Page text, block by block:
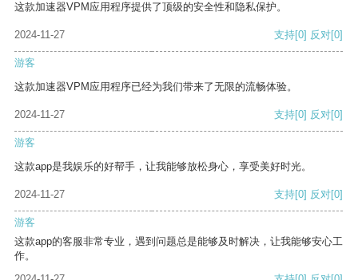
这款加速器VPM应用程序提供了顶级的安全性和隐私保护。
2024-11-27 支持[0] 反对[0]
游客
这款加速器VPM应用程序已经为我们带来了无限的流畅体验。
2024-11-27 支持[0] 反对[0]
游客
这款app是我娱乐的好帮手，让我能够放松身心，享受美好时光。
2024-11-27 支持[0] 反对[0]
游客
这款app的客服非常专业，遇到问题总是能够及时解决，让我能够安心工
作。